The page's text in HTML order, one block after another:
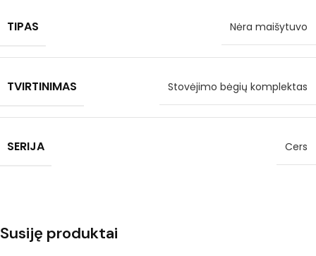
TIPAS Nėra maišytuvo
TVIRTINIMAS Stovėjimo bėgių komplektas
SERIJA Cers
Susiję produktai